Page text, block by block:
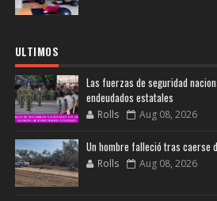
ULTIMOS
Las fuerzas de seguridad
endeudados estatales
Rolls Aug 08, 2026
Un hombre falleció tras caerse
Rolls Aug 08, 2026